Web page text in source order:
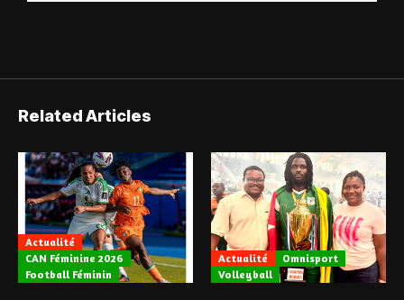
Related Articles
Actualité
CAN Féminine 2026
Football Féminin
Actualité
Omnisport
Volleyball